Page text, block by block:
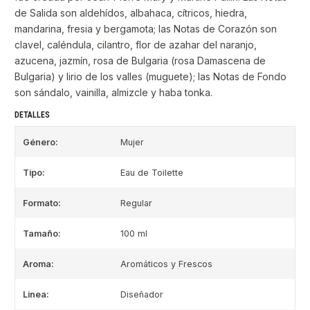
de Salida son aldehídos, albahaca, cítricos, hiedra,
mandarina, fresia y bergamota; las Notas de Corazón son
clavel, caléndula, cilantro, flor de azahar del naranjo,
azucena, jazmín, rosa de Bulgaria (rosa Damascena de
Bulgaria) y lirio de los valles (muguete); las Notas de Fondo
son sándalo, vainilla, almizcle y haba tonka.
DETALLES
Género: Mujer
Tipo: Eau de Toilette
Formato: Regular
Tamaño: 100 ml
Aroma: Aromáticos y Frescos
Linea: Diseñador